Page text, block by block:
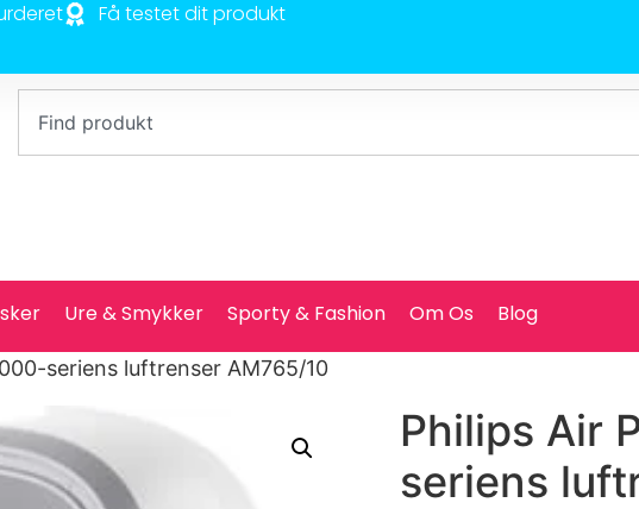
Få testet dit produkt
Ure & Smykker Sporty & Fashion Om Os Blog
seriens luftrenser AM765/10
Philips Air
seriens